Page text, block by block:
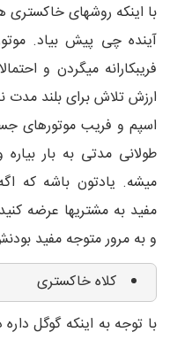
با اینکه روشهای خاکستری
آینده چی پیش بیاد.
فریبکارانه میگردن و
ارزش تلاش برای بلند مدت
اسپم و فریب موتورهای
طولانی مدتی به بار
میشه. یادتون باشه که
مفید به مشتریها عرضه
و به مرور متوجه مفید
کلاه خاکستری
با توجه به اینکه گوگل داره